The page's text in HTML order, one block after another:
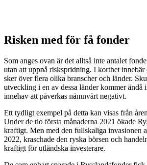
Risken med för få fonder
Som anges ovan är det alltså inte antalet
utan att uppnå riskspridning. I korthet innebär
sker över flera olika branscher och länder.
utveckling i en av dessa länder kommer ändå
innehav att påverkas nämnvärt negativt.
Ett tydligt exempel på detta kan visas från
Under de tio första månaderna 2021 ökade
kraftigt. Men med den fullskaliga invasionen
2022, kraschade den ryska börsen och
kraftigt för utländska investerare.